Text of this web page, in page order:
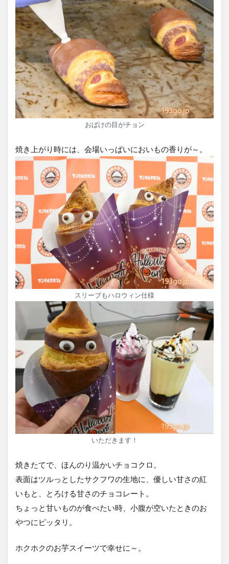
おばけの目がチョン
焼き上がり時には、会場いっぱいにおいもの香りが～。
スリーブもハロウィン仕様
いただきます！
焼きたてで、ほんのり温かいチョコクロ。
表面はツルっとしたサクフワの生地に、優しい甘さの紅
いもと、とろける甘さのチョコレート。
ちょっと甘いものが食べたい時、小腹が空いたときのお
やつにピッタリ。
ホクホクのお芋スイーツで幸せに～。